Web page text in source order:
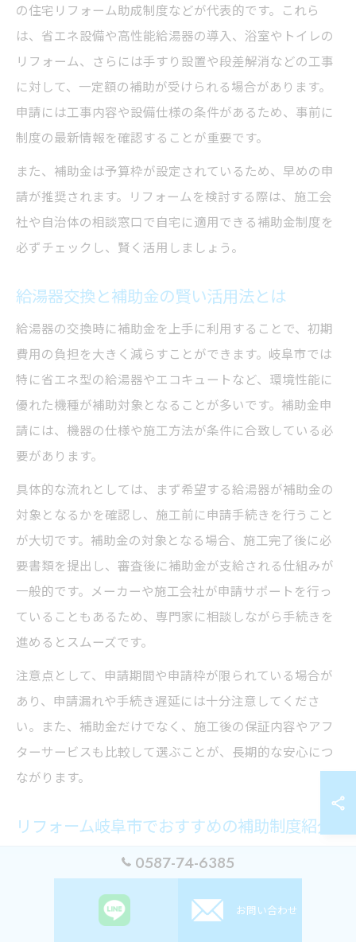
の住宅リフォーム助成制度などが代表的です。これら
は、省エネ設備や高性能給湯器の導入、浴室やトイレの
リフォーム、さらには手すり設置や段差解消などの工事
に対して、一定額の補助が受けられる場合があります。
申請には工事内容や設備仕様の条件があるため、事前に
制度の最新情報を確認することが重要です。
また、補助金は予算枠が設定されているため、早めの申
請が推奨されます。リフォームを検討する際は、施工会
社や自治体の相談窓口で自宅に適用できる補助金制度を
必ずチェックし、賢く活用しましょう。
給湯器交換と補助金の賢い活用法とは
給湯器の交換時に補助金を上手に利用することで、初期
費用の負担を大きく減らすことができます。岐阜市では
特に省エネ型の給湯器やエコキュートなど、環境性能に
優れた機種が補助対象となることが多いです。補助金申
請には、機器の仕様や施工方法が条件に合致している必
要があります。
具体的な流れとしては、まず希望する給湯器が補助金の
対象となるかを確認し、施工前に申請手続きを行うこと
が大切です。補助金の対象となる場合、施工完了後に必
要書類を提出し、審査後に補助金が支給される仕組みが
一般的です。メーカーや施工会社が申請サポートを行っ
ていることもあるため、専門家に相談しながら手続きを
進めるとスムーズです。
注意点として、申請期間や申請枠が限られている場合が
あり、申請漏れや手続き遅延には十分注意してくださ
い。また、補助金だけでなく、施工後の保証内容やアフ
ターサービスも比較して選ぶことが、長期的な安心につ
ながります。
リフォーム岐阜市でおすすめの補助制度紹介
岐阜市で水回りリフォームを行う際に活用できるおすす
めの補助制度としては、自治体独自の住宅リフォーム助
成金や、国の省エネ支援事業などが挙げられます。これ
0587-74-6385
お問い合わせ